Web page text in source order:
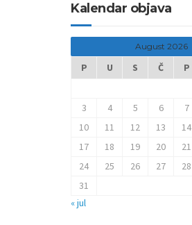
Kalendar objava
August 2026
P U S Č P
3
4 5 6 7
10
11 12 13 14
17
18 19 20 21
24
25 26 27 28
31
« jul